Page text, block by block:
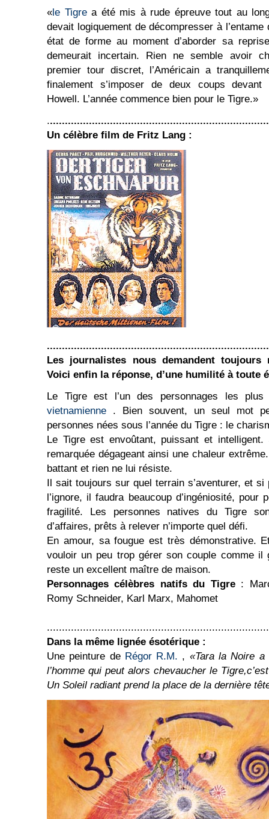
« le Tigrea été mis à rude épreuve tout au
devait logiquement de décompresser à
état de forme au moment d’aborder sa
demeurait incertain. Rien ne semble avoir
premier tour discret, l’Américain a
finalement s’imposer de deux coups devant
Howell. L’année commence bien pour le Tigre.»
.
Un célèbre film de Fritz Lang :
Les journalistes nous demandent toujours
Voici enfin la réponse, d’une humilité à toute
Le Tigre est l’un des personnages les
vietnamienne . Bien souvent, un seul mot
personnes nées sous l’année du Tigre : le
Le Tigre est envoûtant, puissant et
remarquée dégageant ainsi une chaleur
battant et rien ne lui résiste.
Il sait toujours sur quel terrain s’aventurer, et
l’ignore, il faudra beaucoup d’ingéniosité,
fragilité. Les personnes natives du Tigre
d’affaires, prêts à relever n’importe quel défi.
En amour, sa fougue est très démonstrative.
vouloir un peu trop gérer son couple comme il
reste un excellent maître de maison.
Personnages célèbres natifs du Tigre:
Romy Schneider, Karl Marx, Mahomet
Dans la même lignée ésotérique :
Une peinture de Régor R.M. , «Tara la Noire
l’homme qui peut alors chevaucher le
Un Soleil radiant prend la place de la dernière